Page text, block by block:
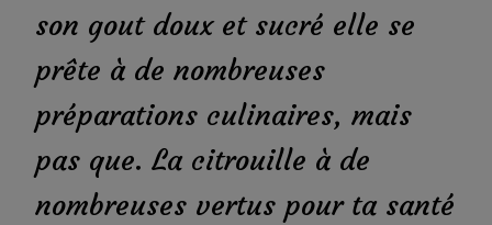
son gout doux et sucré elle se
prête à de nombreuses
préparations culinaires, mais
pas que. La citrouille à de
nombreuses vertus pour ta santé